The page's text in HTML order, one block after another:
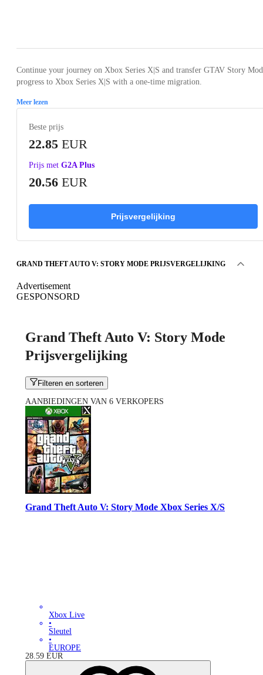
Continue your journey on Xbox Series X|S and transfer GTAV Story
progress to Xbox Series X|S with a one-time migration.
Meer lezen
Beste prijs
22.85 EUR
Prijs met G2A Plus
20.56 EUR
Prijsvergelijking
GRAND THEFT AUTO V: STORY MODE PRIJSVERGELIJKING
Advertisement
GESPONSORD
Grand Theft Auto V: Story Mode
Prijsvergelijking
Filteren en sorteren
AANBIEDINGEN VAN 6 VERKOPERS
Grand Theft Auto V: Story Mode Xbox Series X/S
Xbox Live
•
Sleutel
•
EUROPE
28.59 EUR